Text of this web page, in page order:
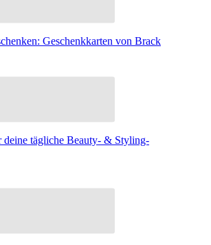
Geschenkkarten von Brack
deine tägliche Beauty- & Styling-